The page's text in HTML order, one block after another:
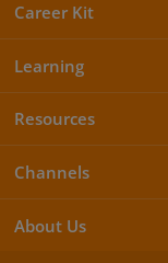
Career Kit
Learning
Resources
Channels
About Us